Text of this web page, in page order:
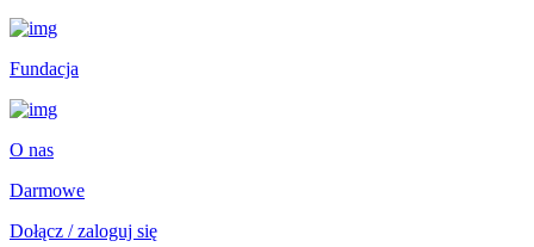
Fundacja
O nas
Darmowe
Dołącz / zaloguj się